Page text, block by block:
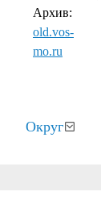
Архив:
old.vos-
mo.ru
Округ